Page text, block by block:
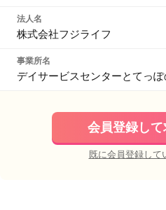
法人名
株式会社フジライフ
事業所名
デイサービスセンターとてっ
会員登録し
既に会員登録して